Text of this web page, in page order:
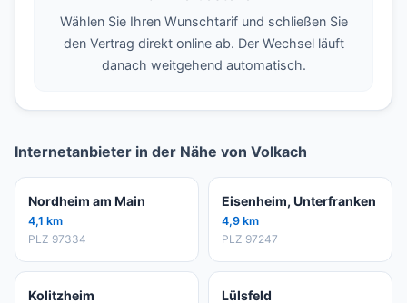
Wählen Sie Ihren Wunschtarif und schließen Sie
den Vertrag direkt online ab. Der Wechsel läuft
danach weitgehend automatisch.
Internetanbieter in der Nähe von Volkach
Nordheim am Main
4,1 km
PLZ 97334
Eisenheim, Unterfranken
4,9 km
PLZ 97247
Kolitzheim Lülsfeld